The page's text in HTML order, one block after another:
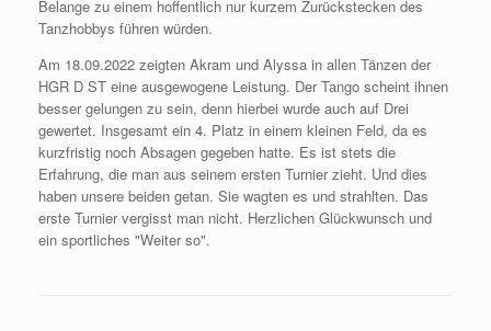
Belange zu einem hoffentlich nur kurzem Zurückstecken des
Tanzhobbys führen würden.
Am 18.09.2022 zeigten Akram und Alyssa in allen Tänzen der
HGR D ST eine ausgewogene Leistung. Der Tango scheint ihnen
besser gelungen zu sein, denn hierbei wurde auch auf Drei
gewertet. Insgesamt ein 4. Platz in einem kleinen Feld, da es
kurzfristig noch Absagen gegeben hatte. Es ist stets die
Erfahrung, die man aus seinem ersten Turnier zieht. Und dies
haben unsere beiden getan. Sie wagten es und strahlten. Das
erste Turnier vergisst man nicht. Herzlichen Glückwunsch und
ein sportliches "Weiter so".